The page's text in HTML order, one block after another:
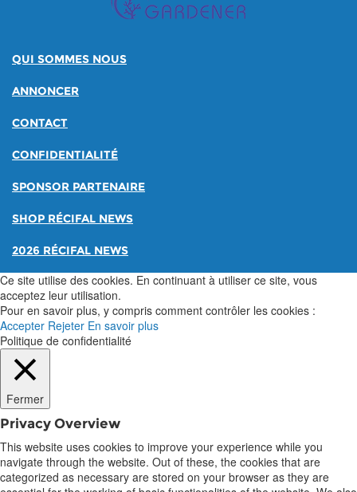
QUI SOMMES NOUS
ANNONCER
CONTACT
CONFIDENTIALITÉ
SPONSOR PARTENAIRE
SHOP RÉCIFAL NEWS
2026 RÉCIFAL NEWS
Ce site utilise des cookies. En continuant à utiliser ce site, vous
acceptez leur utilisation.
Pour en savoir plus, y compris comment contrôler les cookies :
Accepter Rejeter En savoir plus
Politique de confidentialité
Fermer
Privacy Overview
This website uses cookies to improve your experience while you
navigate through the website. Out of these, the cookies that are
categorized as necessary are stored on your browser as they are